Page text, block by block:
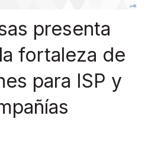
presenta
fortaleza de
para ISP y